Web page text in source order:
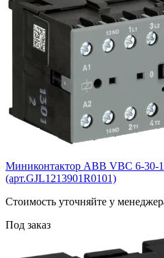
Миниконтактор ABB VВC 6-30-
(арт.GJL1213901R0101)
Cтоимость уточняйте у
Под заказ